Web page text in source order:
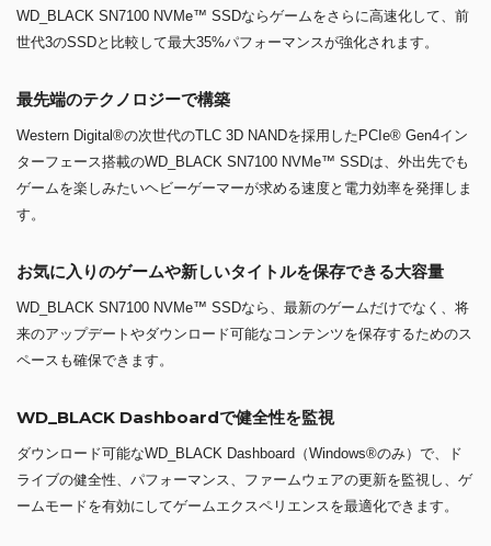
WD_BLACK SN7100 NVMe™ SSDならゲームをさらに高速化して、前
世代3のSSDと比較して最大35%パフォーマンスが強化されます。
最先端のテクノロジーで構築
Western Digital®の次世代のTLC 3D NANDを採用したPCIe® Gen4イン
ターフェース搭載のWD_BLACK SN7100 NVMe™ SSDは、外出先でも
ゲームを楽しみたいヘビーゲーマーが求める速度と電力効率を発揮しま
す。
お気に入りのゲームや新しいタイトルを保存できる大容量
WD_BLACK SN7100 NVMe™ SSDなら、最新のゲームだけでなく、将
来のアップデートやダウンロード可能なコンテンツを保存するためのス
ペースも確保できます。
WD_BLACK Dashboardで健全性を監視
ダウンロード可能なWD_BLACK Dashboard（Windows®のみ）で、ド
ライブの健全性、パフォーマンス、ファームウェアの更新を監視し、ゲ
ームモードを有効にしてゲームエクスペリエンスを最適化できます。